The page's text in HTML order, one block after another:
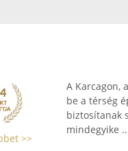
>>
A Karcagon,
be a térség
biztosítanak
mindegyike